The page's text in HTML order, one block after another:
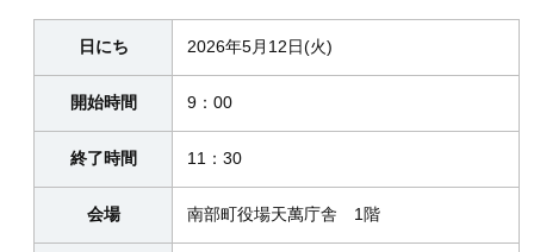
日にち 2026年5月12日(火)
開始時間 9：00
終了時間 11：30
会場 南部町役場天萬庁舎 1階